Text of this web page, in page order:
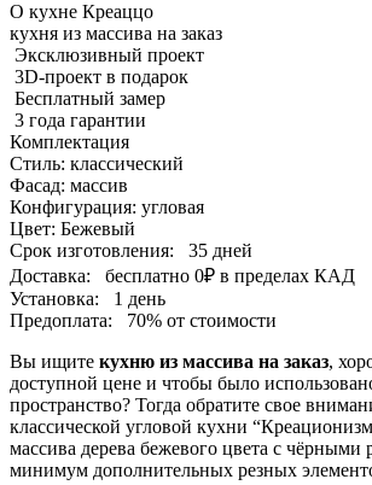
О кухне Креаццо
кухня из массива на заказ
Эксклюзивный проект
3D-проект в подарок
Бесплатный замер
3 года гарантии
Комплектация
Стиль: классический
Фасад: массив
Конфигурация: угловая
Цвет: Бежевый
Срок изготовления:
35 дней
Доставка:
бесплатно 0₽ в пределах КАД
Установка:
1 день
Предоплата:
70% от стоимости
Вы ищите кухню из массива на заказ,
доступной цене и чтобы было
пространство? Тогда обратите свое
классической угловой кухни
массива дерева бежевого цвета с чёрными
минимум дополнительных резных